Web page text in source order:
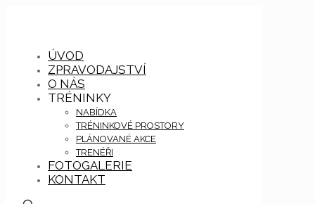
ÚVOD
ZPRAVODAJSTVÍ
O NÁS
TRÉNINKY
NABÍDKA
TRÉNINKOVÉ PROSTORY
PLÁNOVANÉ AKCE
TRENÉŘI
FOTOGALERIE
KONTAKT